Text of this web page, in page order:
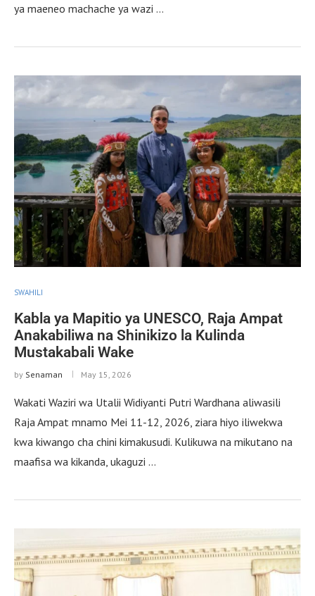
ya maeneo machache ya wazi …
SWAHILI
Kabla ya Mapitio ya UNESCO, Raja Ampat
Anakabiliwa na Shinikizo la Kulinda
Mustakabali Wake
by Senaman May 15, 2026
Wakati Waziri wa Utalii Widiyanti Putri Wardhana aliwasili
Raja Ampat mnamo Mei 11-12, 2026, ziara hiyo iliwekwa
kwa kiwango cha chini kimakusudi. Kulikuwa na mikutano na
maafisa wa kikanda, ukaguzi …